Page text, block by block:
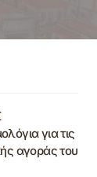
για τις
αγοράς του